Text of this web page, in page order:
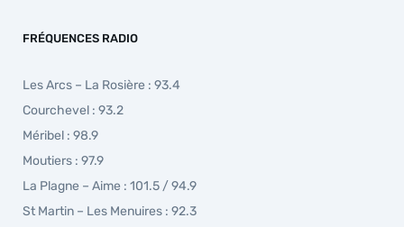
FRÉQUENCES RADIO
Les Arcs – La Rosière : 93.4
Courchevel : 93.2
Méribel : 98.9
Moutiers : 97.9
La Plagne – Aime : 101.5 / 94.9
St Martin – Les Menuires : 92.3